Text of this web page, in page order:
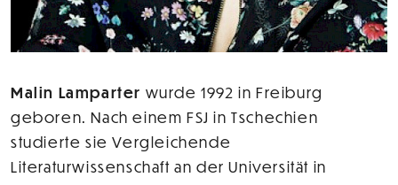
Malin Lamparter wurde 1992 in Freiburg
geboren. Nach einem FSJ in Tschechien
studierte sie Vergleichende
Literaturwissenschaft an der Universität in